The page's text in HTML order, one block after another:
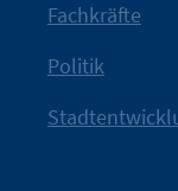
Nach einer
Kampagne der
IHK?“wurde
Fachkräfte
Politik